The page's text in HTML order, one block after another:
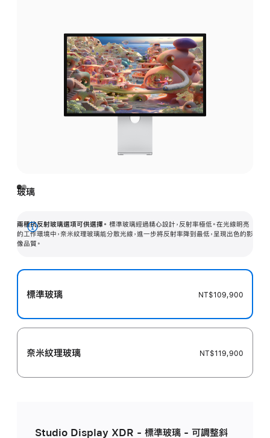
玻璃
兩種抗反射玻璃選項可供選擇。 標準玻璃經過精心設計，反射率極低。在光線明亮
的工作環境中，奈米紋理玻璃能分散光線，進一步將反射率降到最低，呈現出色的影
像品質。
顯
示
資
標準玻璃 NT$109,900
奈米紋理玻璃 NT$119,900
Studio Display XDR - 標準玻璃 - 可調整斜